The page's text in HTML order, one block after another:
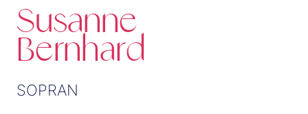
Susanne
Bernhard
SOPRAN